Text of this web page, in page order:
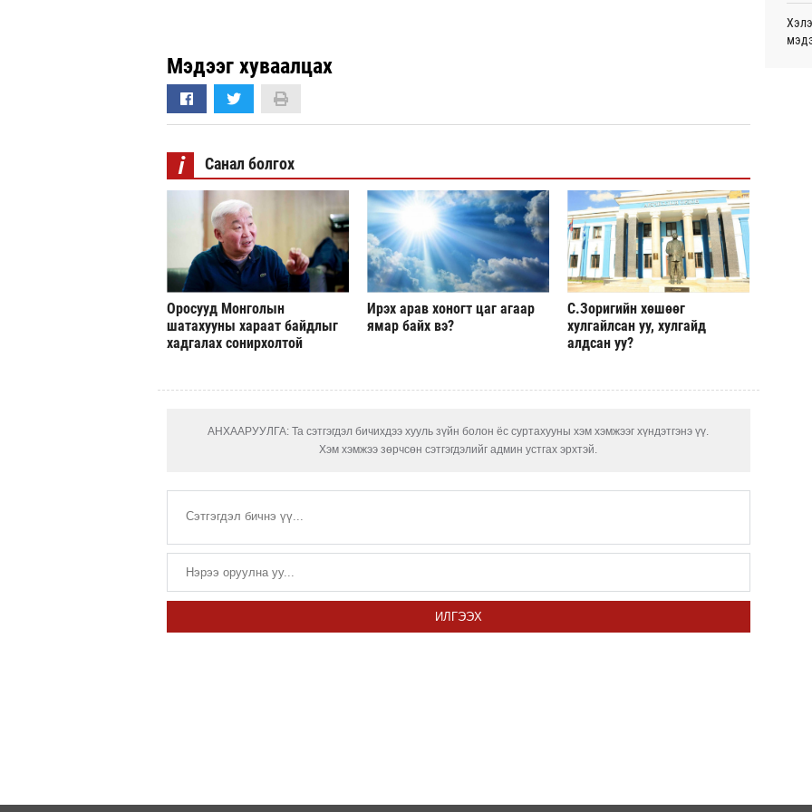
Мэдээг хуваалцах
i Санал болгох
Оросууд Монголын
шатахууны хараат байдлыг
хадгалах сонирхолтой
Ирэх арав хоногт цаг агаар
ямар байх вэ?
С.Зоригийн хөшөөг
хулгайлсан уу, хулгайд
алдсан уу?
АНХААРУУЛГА: Та сэтгэгдэл бичихдээ хууль зүйн болон ёс суртахууны хэм хэмжээг хүндэтгэнэ үү.
Хэм хэмжээ зөрчсөн сэтгэгдэлийг админ устгах эрхтэй.
ИЛГЭЭХ